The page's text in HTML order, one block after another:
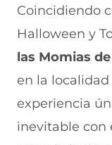
i
e
F
a
c
e
b
o
i
p
r
W
h
a
s
A
i
p
r
X
(
s
a
p
r
T
e
l
g
Coincidiendo
Halloween y
las Momias
en la localidad
experiencia
inevitable con